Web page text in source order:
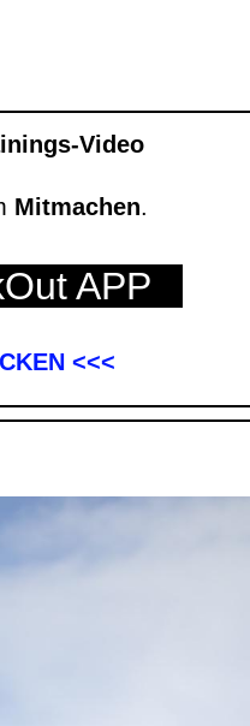
Video
Mitmachen.
APP
<<<